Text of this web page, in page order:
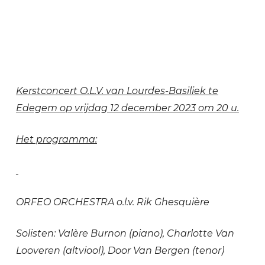
Kerstconcert O.L.V. van Lourdes-Basiliek te
Edegem op vrijdag 12 december 2023 om 20 u.
Het programma:
ORFEO ORCHESTRA o.l.v. Rik Ghesquière
Solisten: Valère Burnon (piano), Charlotte Van
Looveren (altviool), Door Van Bergen (tenor)